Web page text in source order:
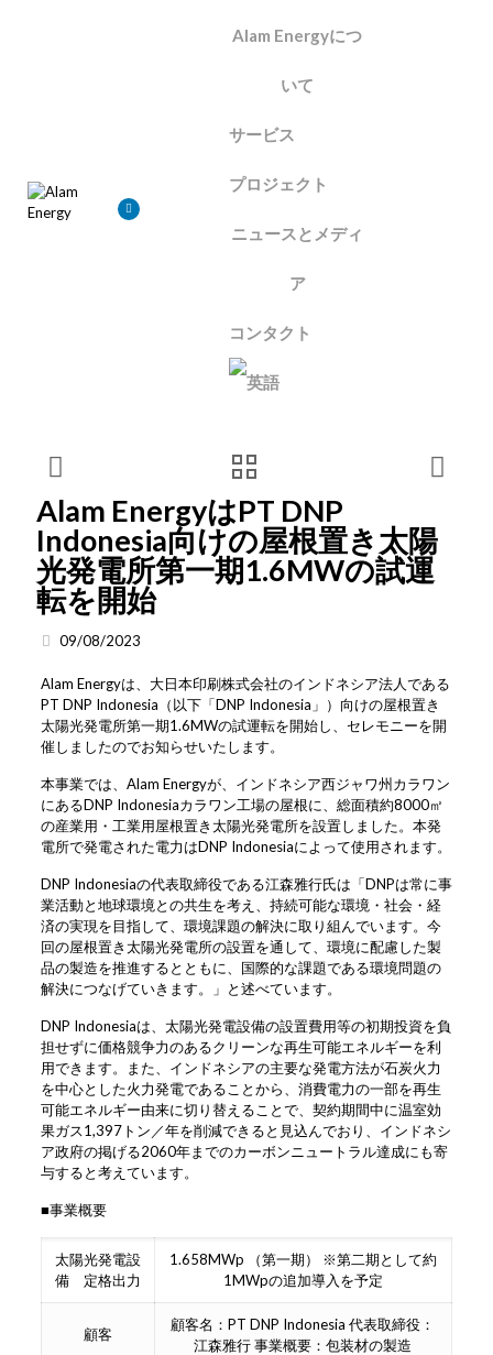
Alam Energyにつ
いて
サービス
プロジェクト
ニュースとメディ
ア
コンタクト
Alam EnergyはPT DNP
Indonesia向けの屋根置き太陽
光発電所第一期1.6MWの試運
転を開始
09/08/2023
Alam Energyは、大日本印刷株式会社のインドネシア法人である
PT DNP Indonesia（以下「DNP Indonesia」）向けの屋根置き
太陽光発電所第一期1.6MWの試運転を開始し、セレモニーを開
催しましたのでお知らせいたします。
本事業では、Alam Energyが、インドネシア西ジャワ州カラワン
にあるDNP Indonesiaカラワン工場の屋根に、総面積約8000㎡
の産業用・工業用屋根置き太陽光発電所を設置しました。本発
電所で発電された電力はDNP Indonesiaによって使用されます。
DNP Indonesiaの代表取締役である江森雅行氏は「DNPは常に事
業活動と地球環境との共生を考え、持続可能な環境・社会・経
済の実現を目指して、環境課題の解決に取り組んでいます。今
回の屋根置き太陽光発電所の設置を通して、環境に配慮した製
品の製造を推進するとともに、国際的な課題である環境問題の
解決につなげていきます。」と述べています。
DNP Indonesiaは、太陽光発電設備の設置費用等の初期投資を負
担せずに価格競争力のあるクリーンな再生可能エネルギーを利
用できます。また、インドネシアの主要な発電方法が石炭火力
を中心とした火力発電であることから、消費電力の一部を再生
可能エネルギー由来に切り替えることで、契約期間中に温室効
果ガス1,397トン／年を削減できると見込んでおり、インドネシ
ア政府の掲げる2060年までのカーボンニュートラル達成にも寄
与すると考えています。
■事業概要
太陽光発電設
備 定格出力
1.658MWp （第一期） ※第二期として約
1MWpの追加導入を予定
顧客
顧客名：PT DNP Indonesia 代表取締役：
江森雅行 事業概要：包装材の製造